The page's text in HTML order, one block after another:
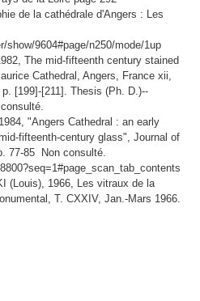
de la cathédrale d'Angers : Les
show/9604#page/n250/mode/1up
The mid-fifteenth century stained
Cathedral, Angers, France xii,
[199]-[211]. Thesis (Ph. D.)--
"Angers Cathedral : an early
fifteenth-century glass", Journal of
77-85 Non consulté.
(Louis), 1966, Les vitraux de la
T. CXXIV, Jan.-Mars 1966.